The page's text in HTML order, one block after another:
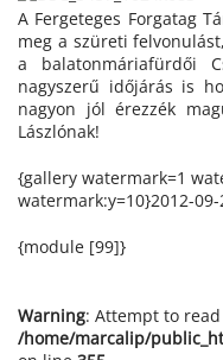
A Fergeteges Forgatag
meg a szüreti
a balatonmáriafürdői
nagyszerű időjárás is
nagyon jól érezzék
Lászlónak!
{gallery watermark=1
watermark:y=10}2012-
{module [99]}
Warning: Attempt to
/home/marcalip/